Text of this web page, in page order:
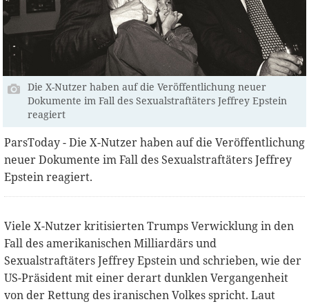
Die X-Nutzer haben auf die Veröffentlichung neuer
Dokumente im Fall des Sexualstraftäters Jeffrey Epstein
reagiert
ParsToday - Die X-Nutzer haben auf die Veröffentlichung
neuer Dokumente im Fall des Sexualstraftäters Jeffrey
Epstein reagiert.
Viele X-Nutzer kritisierten Trumps Verwicklung in den
Fall des amerikanischen Milliardärs und
Sexualstraftäters Jeffrey Epstein und schrieben, wie der
US-Präsident mit einer derart dunklen Vergangenheit
von der Rettung des iranischen Volkes spricht. Laut